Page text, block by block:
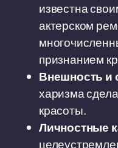
известна
актерском
признанием
Внешность и
харизма
красоты.
Личностные